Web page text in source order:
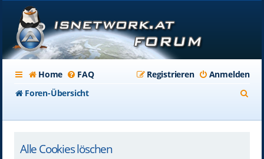
Home FAQ Anmelden
Registrieren
Foren-Übersicht
Alle Cookies löschen